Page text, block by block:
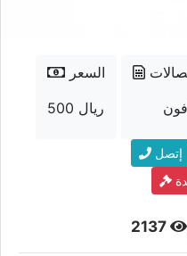
السعر
500 ريال
إتصل
2137